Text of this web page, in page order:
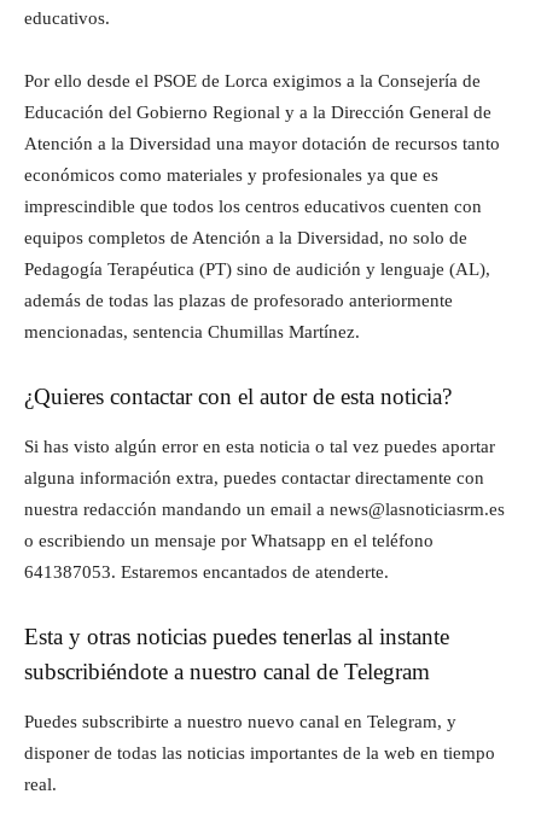
educativos.
Por ello desde el PSOE de Lorca exigimos a la Consejería de
Educación del Gobierno Regional y a la Dirección General de
Atención a la Diversidad una mayor dotación de recursos tanto
económicos como materiales y profesionales ya que es
imprescindible que todos los centros educativos cuenten con
equipos completos de Atención a la Diversidad, no solo de
Pedagogía Terapéutica (PT) sino de audición y lenguaje (AL),
además de todas las plazas de profesorado anteriormente
mencionadas, sentencia Chumillas Martínez.
¿Quieres contactar con el autor de esta noticia?
Si has visto algún error en esta noticia o tal vez puedes aportar
alguna información extra, puedes contactar directamente con
nuestra redacción mandando un email a news@lasnoticiasrm.es
o escribiendo un mensaje por Whatsapp en el teléfono
641387053. Estaremos encantados de atenderte.
Esta y otras noticias puedes tenerlas al instante
subscribiéndote a nuestro canal de Telegram
Puedes subscribirte a nuestro nuevo canal en Telegram, y
disponer de todas las noticias importantes de la web en tiempo
real.